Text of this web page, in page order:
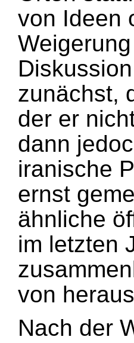
von Ideen
zunächst,
der er
dann
iranische
ernst
ähnliche
im letzten
von
Nach der